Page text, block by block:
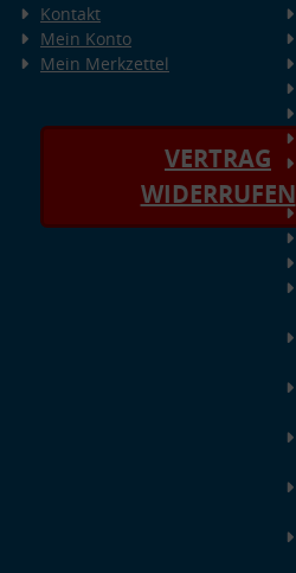
Kontakt
Mein Konto
Mein Merkzettel
VERTRAG
WIDERRUFEN